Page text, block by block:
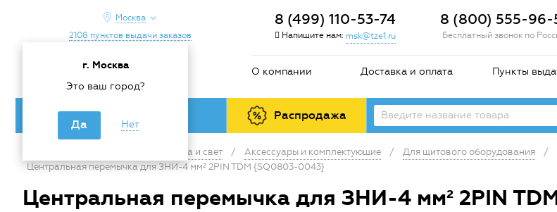
Москва
г. Москва
Это ваш город?
Да Нет
2108 пунктов выдачи заказов
8 (499) 110-53-74
Напишите нам: msk@tze1.ru
8 (800) 555-96-
Бесплатный звонок по
О компании Доставка и оплата Пункты
Каталог товаров Распродажа
Электрика и свет / Аксессуары и комплектующие / Для щитового оборудования /
Центральная перемычка для ЗНИ-4 мм² 2PIN TDM {SQ0803-0043}
Центральная перемычка для ЗНИ-4 мм² 2PIN